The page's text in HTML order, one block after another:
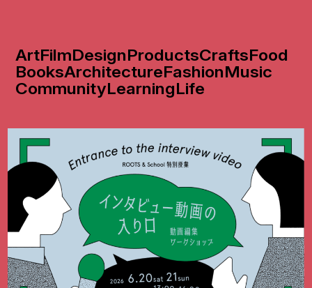
ArtFilmDesignProductsCraftsFood
BooksArchitectureFashionMusic
CommunityLearningLife